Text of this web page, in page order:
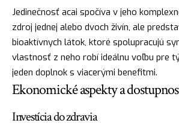
Jedinečnosť acai spočíva v jeho
zdroj jednej alebo dvoch živín, ale
bioaktívnych látok, ktoré spolupracujú
vlastnosť z neho robí ideálnu voľbu pre
jeden doplnok s viacerými benefitmi.
Ekonomické aspekty a
Investícia do zdravia